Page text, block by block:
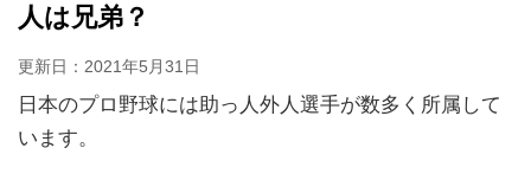
人は兄弟？
更新日： 2021年5月31日
日本のプロ野球には助っ人外人選手が数多く所属して
います。